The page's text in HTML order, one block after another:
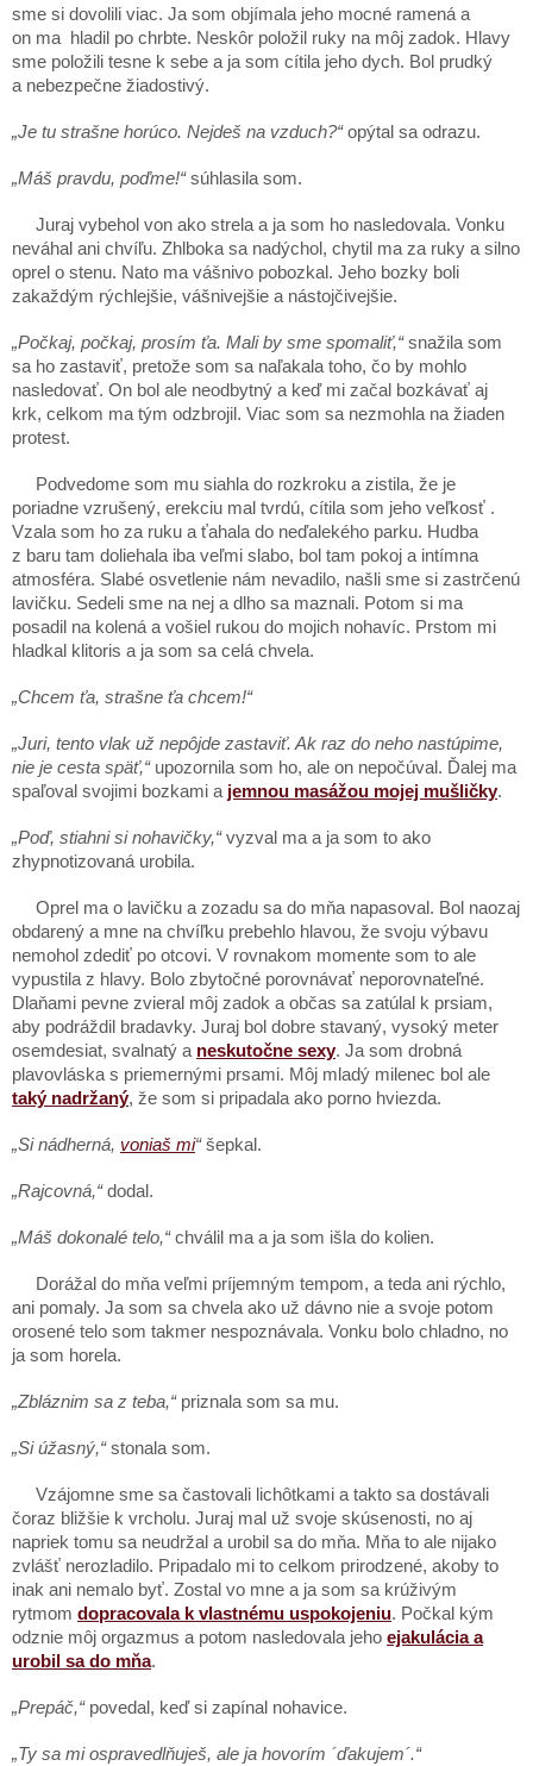
sme si dovolili viac. Ja som objímala jeho mocné ramená a
on ma hladil po chrbte. Neskôr položil ruky na môj zadok. Hlavy
sme položili tesne k sebe a ja som cítila jeho dych. Bol prudký
a nebezpečne žiadostivý.
„Je tu strašne horúco. Nejdeš na vzduch?“opýtal sa odrazu.
„Máš pravdu, poďme!“súhlasila som.
Juraj vybehol von ako strela a ja som ho nasledovala. Vonku
neváhal ani chvíľu. Zhlboka sa nadýchol, chytil ma za ruky a silno
oprel o stenu. Nato ma vášnivo pobozkal. Jeho bozky boli
zakaždým rýchlejšie, vášnivejšie a nástojčivejšie.
„Počkaj, počkaj, prosím ťa. Mali by sme spomaliť,“snažila som
sa ho zastaviť, pretože som sa naľakala toho, čo by mohlo
nasledovať. On bol ale neodbytný a keď mi začal bozkávať aj
krk, celkom ma tým odzbrojil. Viac som sa nezmohla na žiaden
protest.
Podvedome som mu siahla do rozkroku a zistila, že je
poriadne vzrušený, erekciu mal tvrdú, cítila som jeho veľkosť .
Vzala som ho za ruku a ťahala do neďalekého parku. Hudba
z baru tam doliehala iba veľmi slabo, bol tam pokoj a intímna
atmosféra. Slabé osvetlenie nám nevadilo, našli sme si zastrčenú
lavičku. Sedeli sme na nej a dlho sa maznali. Potom si ma
posadil na kolená a vošiel rukou do mojich nohavíc. Prstom mi
hladkal klitoris a ja som sa celá chvela.
„Chcem ťa, strašne ťa chcem!“
„Juri, tento vlak už nepôjde zastaviť. Ak raz do neho nastúpime,
nie je cesta späť,“upozornila som ho, ale on nepočúval. Ďalej ma
spaľoval svojimi bozkami a jemnou masážou mojej mušličky.
„Poď, stiahni si nohavičky,“vyzval ma a ja som to ako
zhypnotizovaná urobila.
Oprel ma o lavičku a zozadu sa do mňa napasoval. Bol naozaj
obdarený a mne na chvíľku prebehlo hlavou, že svoju výbavu
nemohol zdediť po otcovi. V rovnakom momente som to ale
vypustila z hlavy. Bolo zbytočné porovnávať neporovnateľné.
Dlaňami pevne zvieral môj zadok a občas sa zatúlal k prsiam,
aby podráždil bradavky. Juraj bol dobre stavaný, vysoký meter
osemdesiat, svalnatý a neskutočne sexy. Ja som drobná
plavovláska s priemernými prsami. Môj mladý milenec bol ale
taký nadržaný, že som si pripadala ako porno hviezda.
„Si nádherná, voniaš mi“šepkal.
„Rajcovná,“dodal.
„Máš dokonalé telo,“chválil ma a ja som išla do kolien.
Dorážal do mňa veľmi príjemným tempom, a teda ani rýchlo,
ani pomaly. Ja som sa chvela ako už dávno nie a svoje potom
orosené telo som takmer nespoznávala. Vonku bolo chladno, no
ja som horela.
„Zbláznim sa z teba,“priznala som sa mu.
„Si úžasný,“stonala som.
Vzájomne sme sa častovali lichôtkami a takto sa dostávali
čoraz bližšie k vrcholu. Juraj mal už svoje skúsenosti, no aj
napriek tomu sa neudržal a urobil sa do mňa. Mňa to ale nijako
zvlášť nerozladilo. Pripadalo mi to celkom prirodzené, akoby to
inak ani nemalo byť. Zostal vo mne a ja som sa krúživým
rytmom dopracovala k vlastnému uspokojeniu. Počkal kým
odznie môj orgazmus a potom nasledovala jeho ejakulácia a
urobil sa do mňa.
„Prepáč,“povedal, keď si zapínal nohavice.
„Ty sa mi ospravedlňuješ, ale ja hovorím ´ďakujem´.“